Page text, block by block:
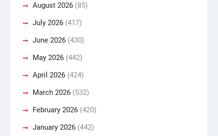
August 2026(85)
July 2026(417)
June 2026(430)
May 2026(442)
April 2026(424)
March 2026(532)
February 2026(420)
January 2026(442)